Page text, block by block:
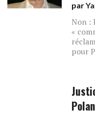
par
Non :
«
pour